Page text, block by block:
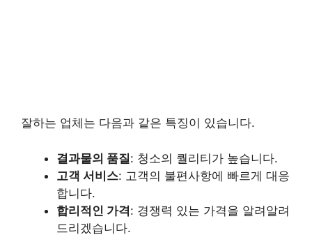
잘하는 업체는 다음과 같은 특징이 있습니다.
결과물의 품질: 청소의 퀄리티가 높습니다.
고객 서비스: 고객의 불편사항에 빠르게 대응
합니다.
합리적인 가격: 경쟁력 있는 가격을 알려알려
드리겠습니다.